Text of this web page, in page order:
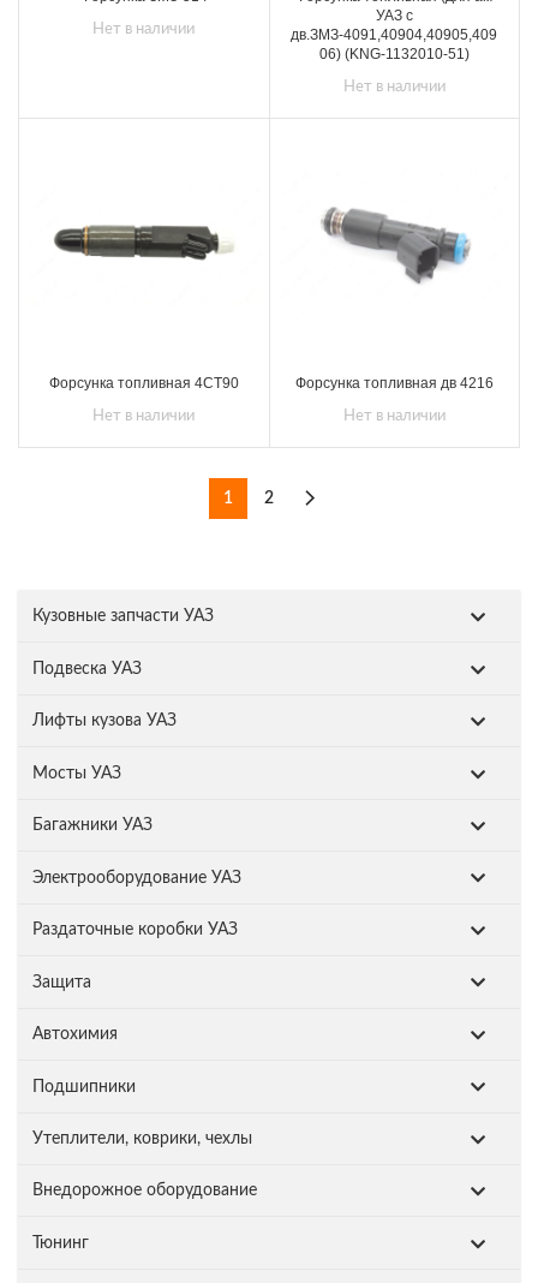
Кузовные запчасти УАЗ
Подвеска УАЗ
Лифты кузова УАЗ
Мосты УАЗ
Багажники УАЗ
Электрооборудование УАЗ
Раздаточные коробки УАЗ
Защита
Автохимия
Подшипники
Утеплители, коврики, чехлы
Внедорожное оборудование
Тюнинг
Нет в наличии
УАЗ с
дв.ЗМЗ-4091,40904,40905,409
06) (KNG-1132010-51)
Нет в наличии
Форсунка топливная 4СТ90
Нет в наличии
Форсунка топливная дв 4216
Нет в наличии
1 2